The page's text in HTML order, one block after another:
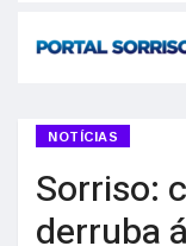
NOTÍCIAS
Sorriso:
derruba